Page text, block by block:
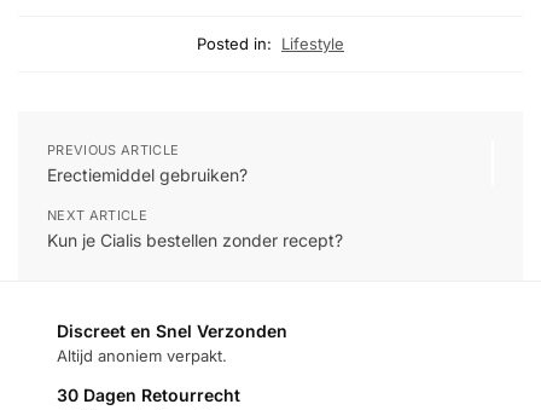
Posted in: Lifestyle
PREVIOUS ARTICLE
Erectiemiddel gebruiken?
NEXT ARTICLE
Kun je Cialis bestellen zonder recept?
Discreet en Snel Verzonden
Altijd anoniem verpakt.
30 Dagen Retourrecht